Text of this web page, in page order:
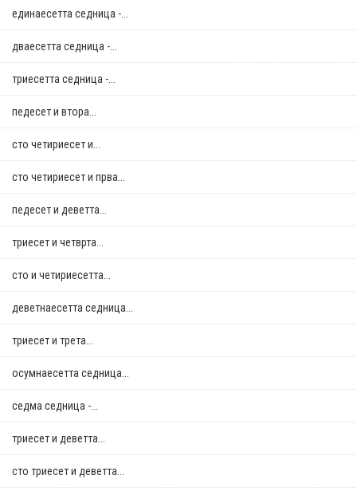
единаесетта седница -...
дваесетта седница -...
триесетта седница -...
педесет и втора...
сто четириесет и...
сто четириесет и прва...
педесет и деветта...
триесет и четврта...
сто и четириесетта...
деветнаесетта седница...
триесет и трета...
осумнaесетта седница...
седма седница -...
триесет и деветта...
сто триесет и деветта...